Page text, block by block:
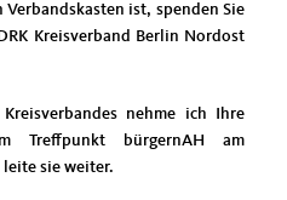
ist, spenden Sie
Kreisverband Berlin Nordost
nehme ich Ihre
Treffpunkt bürgernAH am
sie weiter.